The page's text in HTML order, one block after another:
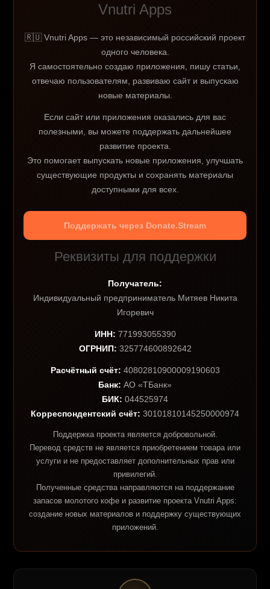
Vnutri Apps
🇷🇺 Vnutri Apps — это независимый российский проект
одного человека.
Я самостоятельно создаю приложения, пишу статьи,
отвечаю пользователям, развиваю сайт и выпускаю
новые материалы.
Если сайт или приложения оказались для вас
полезными, вы можете поддержать дальнейшее
развитие проекта.
Это помогает выпускать новые приложения, улучшать
существующие продукты и сохранять материалы
доступными для всех.
Поддержать через Donate.Stream
Реквизиты для поддержки
Получатель:
Индивидуальный предприниматель Митяев Никита
Игоревич
ИНН: 771993055390
ОГРНИП: 325774600892642
Расчётный счёт: 40802810900009190603
Банк: АО «ТБанк»
БИК: 044525974
Корреспондентский счёт: 30101810145250000974
Поддержка проекта является добровольной.
Перевод средств не является приобретением товара или
услуги и не предоставляет дополнительных прав или
привилегий.
Полученные средства направляются на поддержание
запасов молотого кофе и развитие проекта Vnutri Apps:
создание новых материалов и поддержку существующих
приложений.